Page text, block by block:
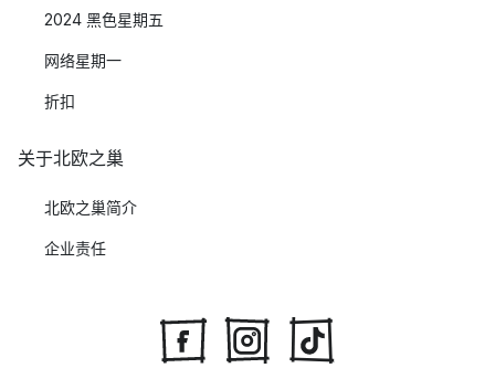
2024 黑色星期五
网络星期一
折扣
关于北欧之巢
北欧之巢简介
企业责任